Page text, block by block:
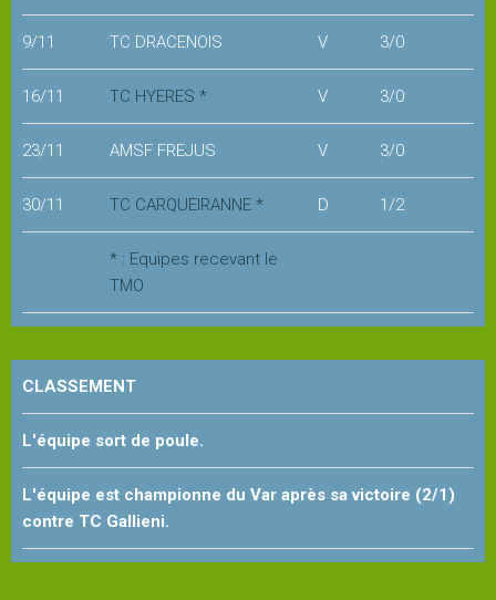
COURS
et
STAGES
Les
de
tennis
Handi
tennis
Les
* : Equipes recevant le
TMO
9/11 TC DRACENOIS V 3/0
16/11 TC HYERES * V 3/0
23/11 AMSF FREJUS V 3/0
30/11 TC CARQUEIRANNE * D 1/2
CLASSEMENT
L'équipe sort de poule.
L'équipe est championne du Var après sa victoire (2/1)
contre TC Gallieni.